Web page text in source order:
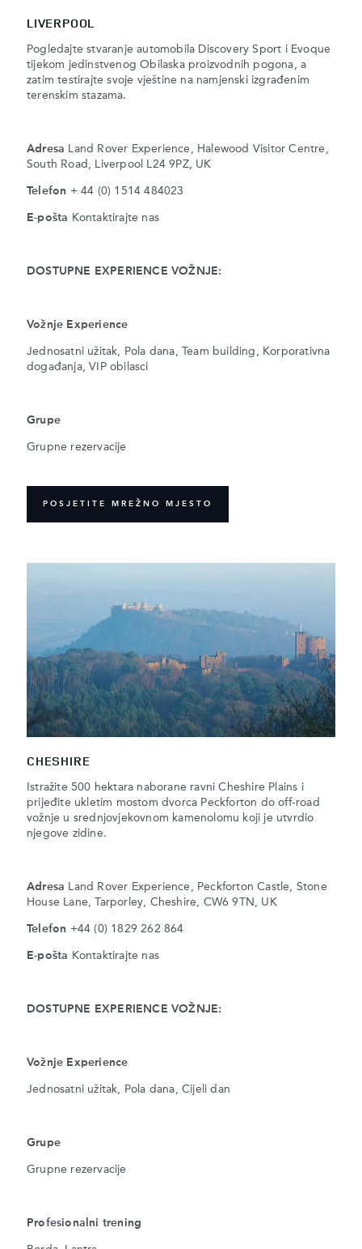
LIVERPOOL
Pogledajte stvaranje automobila Discovery Sport i Evoque
tijekom jedinstvenog Obilaska proizvodnih pogona, a
zatim testirajte svoje vještine na namjenski izgrađenim
terenskim stazama.
Adresa
Land Rover Experience, Halewood Visitor Centre,
South Road, Liverpool L24 9PZ, UK
Telefon + 44 (0) 1514 484023
E-pošta Kontaktirajte nas
DOSTUPNE EXPERIENCE VOŽNJE:
Vožnje Experience
Jednosatni užitak, Pola dana, Team building, Korporativna
događanja, VIP obilasci
Grupe
Grupne rezervacije
POSJETITE MREŽNO MJESTO
CHESHIRE
Istražite 500 hektara naborane ravni Cheshire Plains i
prijeđite ukletim mostom dvorca Peckforton do off-road
vožnje u srednjovjekovnom kamenolomu koji je utvrdio
njegove zidine.
Adresa Land Rover Experience, Peckforton Castle, Stone
House Lane, Tarporley, Cheshire, CW6 9TN, UK
Telefon +44 (0) 1829 262 864
E-pošta Kontaktirajte nas
DOSTUPNE EXPERIENCE VOŽNJE:
Vožnje Experience
Jednosatni užitak, Pola dana, Cijeli dan
Grupe
Grupne rezervacije
Profesionalni trening